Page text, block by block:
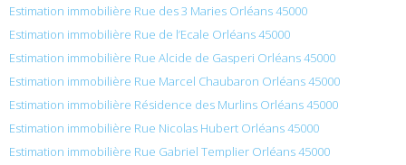
Estimation immobilière Rue des 3 Maries Orléans 45000
Estimation immobilière Rue de l’Ecale Orléans 45000
Estimation immobilière Rue Alcide de Gasperi Orléans 45000
Estimation immobilière Rue Marcel Chaubaron Orléans 45000
Estimation immobilière Résidence des Murlins Orléans 45000
Estimation immobilière Rue Nicolas Hubert Orléans 45000
Estimation immobilière Rue Gabriel Templier Orléans 45000